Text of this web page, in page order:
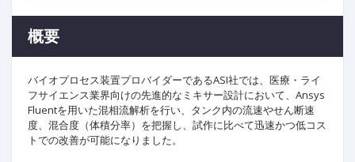
概要
バイオプロセス装置プロバイダーであるASI社では、医療・ライ
フサイエンス業界向けの先進的なミキサー設計において、Ansys
Fluentを用いた混相流解析を行い、タンク内の流速やせん断速
度、混合度（体積分率）を把握し、試作に比べて迅速かつ低コス
トでの改善が可能になりました。